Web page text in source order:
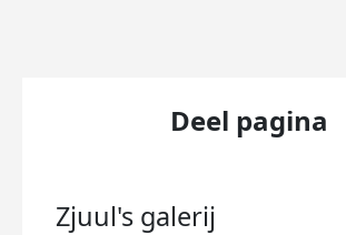
Deel pagina
Zjuul's galerij